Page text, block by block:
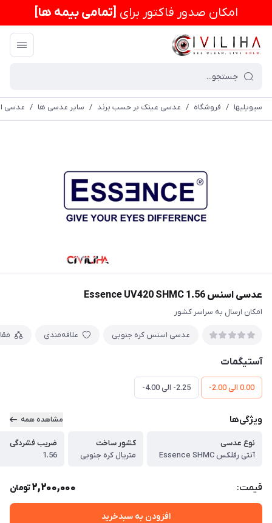
امكان صدور فاکتور برای [تمامی بیمه ها]
سیویلیها / فروشگاه / عدسی عینک بر حسب برند / سایر عدسی ها / عدسی
عدسی اسنس Essence UV420 SHMC 1.56
امکان ارسال به سراسر کشور
عدسی اسنس کره جنوبی علاقه‌مندی
آستیگمات
0.00 الی 2.00- 2.25- الی 4.00-
ویژگی‌ها مشاهده همه
نوع عدسی
آنتی رفلکس Essence SHMC
کشور ساخت
متریال کره جنوبی
ضریب فشردگی
1.56
قیمت: 2,200,000تومان
افزودن به سبدخرید